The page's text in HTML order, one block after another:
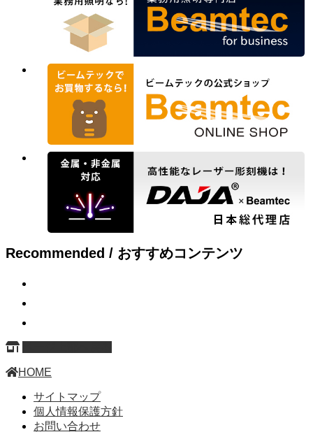
Recommended / おすすめコンテンツ
HOME
サイトマップ
個人情報保護方針
お問い合わせ